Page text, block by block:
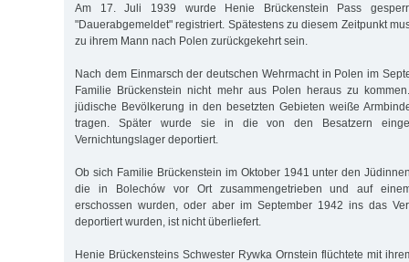
Am 17. Juli 1939 wurde Henie Brückenstein Pass
"Dauerabgemeldet" registriert. Spätestens zu diesem Zeitpunkt
zu ihrem Mann nach Polen zurückgekehrt sein.
Nach dem Einmarsch der deutschen Wehrmacht in Polen im
Familie Brückenstein nicht mehr aus Polen heraus zu
jüdische Bevölkerung in den besetzten Gebieten weiße
tragen. Später wurde sie in die von den Besatzern
Vernichtungslager deportiert.
Ob sich Familie Brückenstein im Oktober 1941 unter den
die in Bolechów vor Ort zusammengetrieben und auf
erschossen wurden, oder aber im September 1942 ins das
deportiert wurden, ist nicht überliefert.
Henie Brückensteins Schwester Rywka Ornstein flüchtete mit